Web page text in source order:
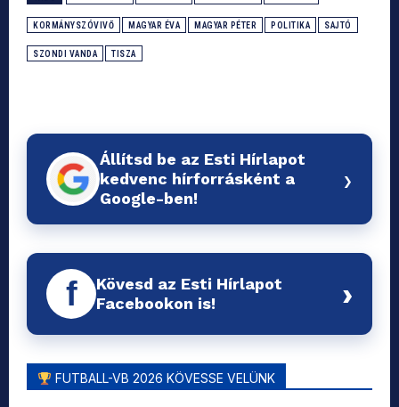
KORMÁNYSZÓVIVŐ MAGYAR ÉVA MAGYAR PÉTER POLITIKA SAJTÓ
SZONDI VANDA TISZA
Állítsd be az Esti Hírlapot
kedvenc hírforrásként a
Google-ben!
›
f
Kövesd az Esti Hírlapot
Facebookon is!
›
FUTBALL-VB 2026 KÖVESSE VELÜNK